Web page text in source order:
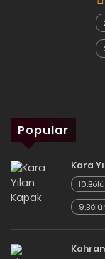
Popular
Kara